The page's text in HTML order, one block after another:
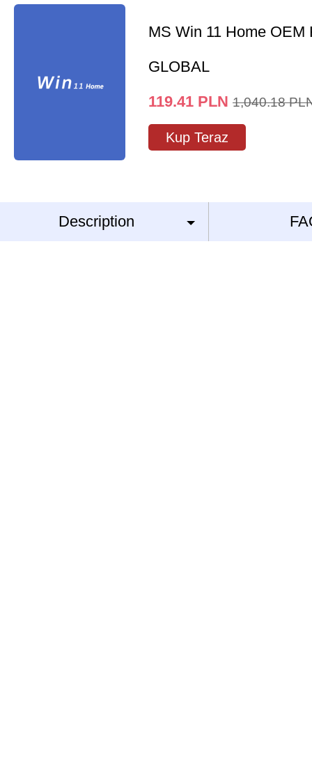
MS Win 11 Home OEM
GLOBAL
119.41 PLN 1,040.18
Kup Teraz
Description